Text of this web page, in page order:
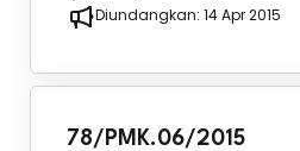
Diundangkan: 14 Apr 2015
78/PMK.06/2015